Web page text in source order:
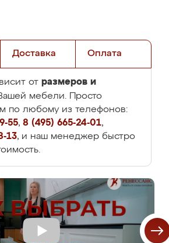
Доставка Оплата
от размеров и
мебели. Просто
по любому из телефонов:
55, 8 (495) 665-24-01,
13, и наш менеджер быстро